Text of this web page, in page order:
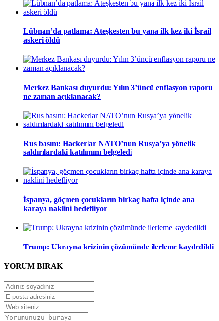
Lübnan’da patlama: Ateşkesten bu yana ilk kez iki İsrail
askeri öldü
Merkez Bankası duyurdu: Yılın 3’üncü enflasyon raporu
ne zaman açıklanacak?
Rus basını: Hackerlar NATO’nun Rusya’ya yönelik
saldırılardaki katılımını belgeledi
İspanya, göçmen çocukların birkaç hafta içinde ana
karaya naklini hedefliyor
Trump: Ukrayna krizinin çözümünde ilerleme kaydedildi
YORUM BIRAK